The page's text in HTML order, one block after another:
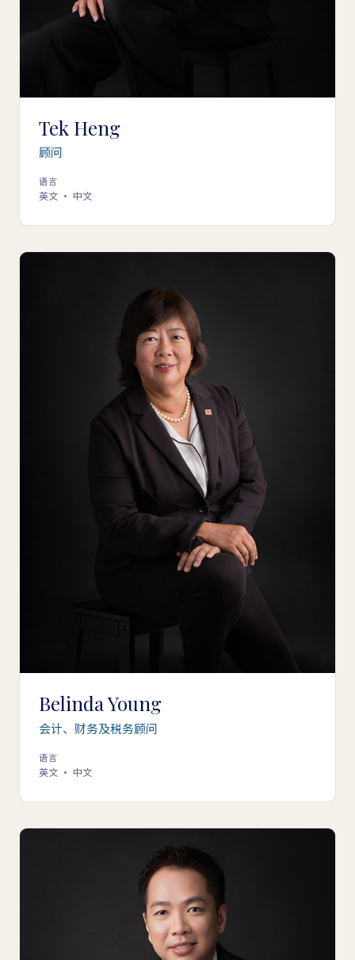
Tek Heng
顾问
语言
英文 · 中文
Belinda Young
会计、财务及税务顾问
语言
英文 · 中文